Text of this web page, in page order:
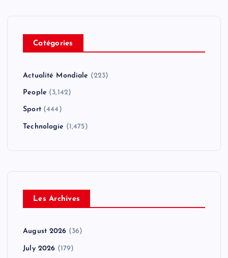
Catégories
Actualité Mondiale (223)
People (3,142)
Sport(444)
Technologie (1,475)
Les Archives
August 2026 (36)
July 2026 (179)